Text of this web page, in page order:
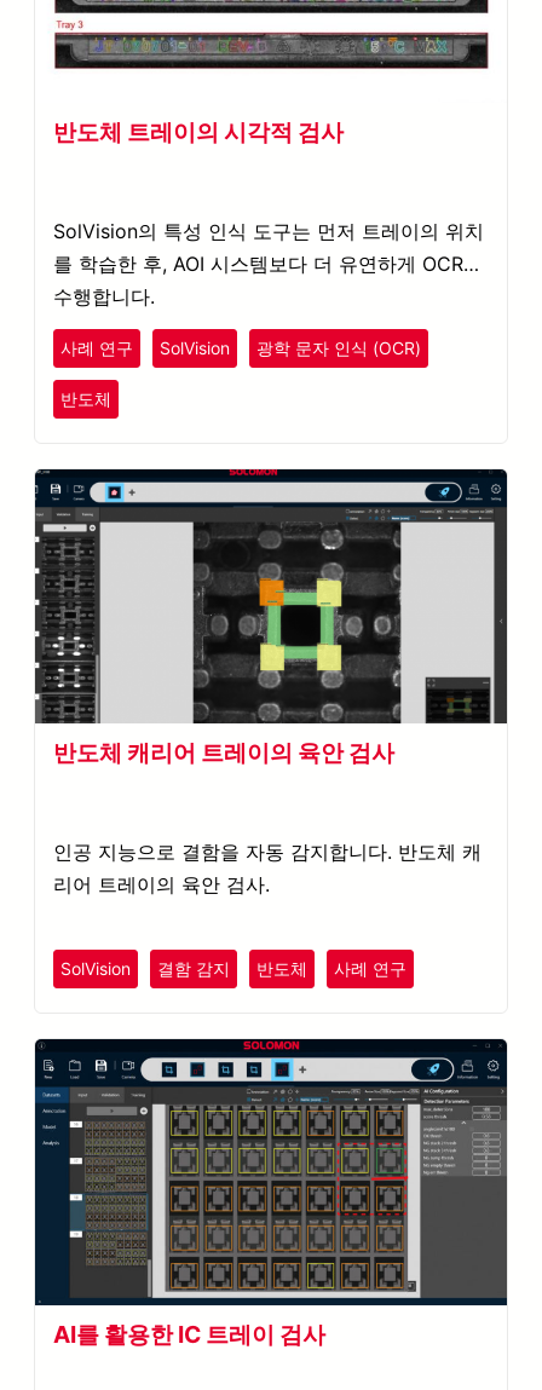
반도체 트레이의 시각적 검사
SolVision의 특성 인식 도구는 먼저 트레이의 위치
를 학습한 후, AOI 시스템보다 더 유연하게 OCR을
수행합니다.
사례 연구 SolVision 광학 문자 인식 (OCR)
반도체
반도체 캐리어 트레이의 육안 검사
인공 지능으로 결함을 자동 감지합니다. 반도체 캐
리어 트레이의 육안 검사.
SolVision 결함 감지 반도체 사례 연구
AI를 활용한 IC 트레이 검사